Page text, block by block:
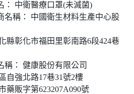
： 中衛醫療口罩(未滅菌)
名稱： 中國衛生材料生產中心股
縣彰化市福田里彰南路6段424巷
稱： 健康股份有限公司
自強北路17巷31號2樓
藥販字第623207A090號